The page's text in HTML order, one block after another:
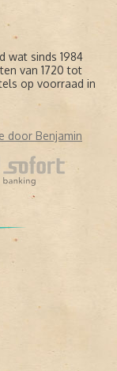
wat sinds 1984
van 1720 tot
op voorraad in
door Benjamin